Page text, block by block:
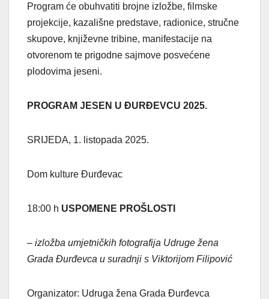
Program će obuhvatiti brojne izložbe, filmske
projekcije, kazališne predstave, radionice, stručne
skupove, književne tribine, manifestacije na
otvorenom te prigodne sajmove posvećene
plodovima jeseni.
PROGRAM JESEN U ĐURĐEVCU 2025.
SRIJEDA, 1. listopada 2025.
Dom kulture Đurđevac
18:00 h USPOMENE PROŠLOSTI
– izložba umjetničkih fotografija Udruge žena
Grada Đurđevca u suradnji s Viktorijom Filipović
Organizator: Udruga žena Grada Đurđevca